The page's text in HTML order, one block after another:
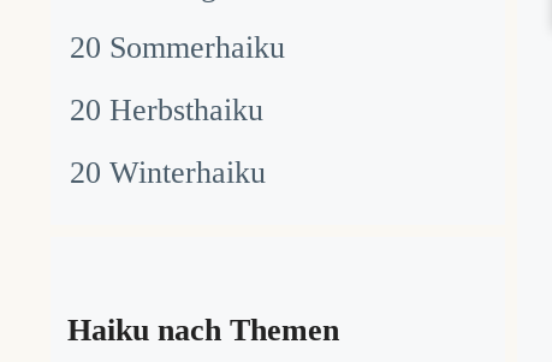
20 Sommerhaiku
20 Herbsthaiku
20 Winterhaiku
Haiku nach Themen